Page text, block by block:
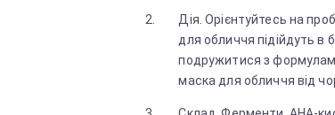
Дія. Орієнтуйтесь на
для обличчя підійдуть в
подружитися з
маска для обличчя від